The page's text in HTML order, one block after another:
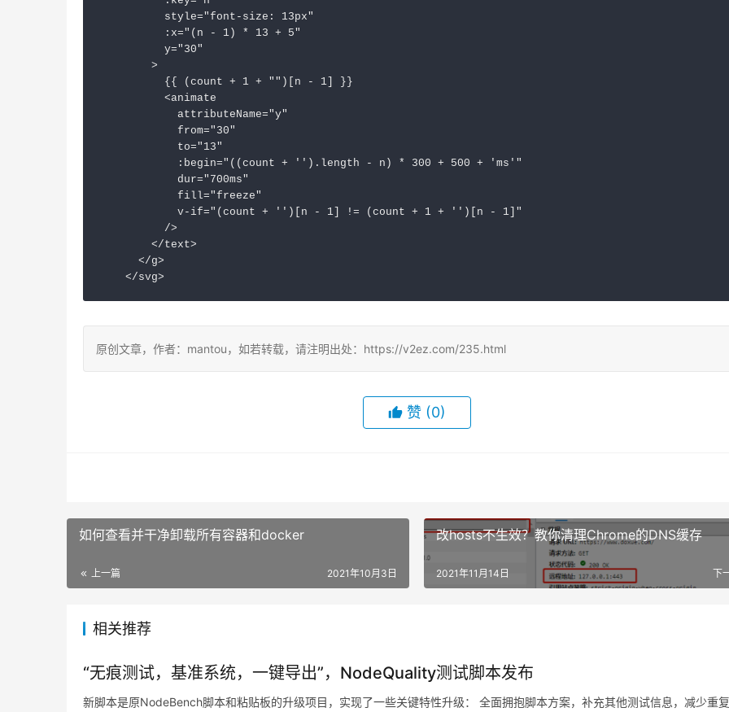
style= "font-size: 13px"
:x= "(n - 1) * 13 + 5"
y= "30"
        >
          {{ (count + 1 + "")[n - 1] }}
<animate
attributeName= "y"
from= "30"
to= "13"
:begin= "((count + '').length - n) * 300 + 500 + 'ms'"
dur= "700ms"
fill= "freeze"
v-if= "(count + '')[n - 1] != (count + 1 + '')[n - 1]"
          />
</ text>
</ g>
</ svg>
原创文章，作者：mantou，如若转载，请注明出处：https://v2ez.com/235.html
赞 (0)
如何查看并干净卸载所有容器和docker
上一篇 2021年10月3日
改hosts不生效？教你清理Chrome的DNS缓存
下
2021年11月14日
相关推荐
“无痕测试，基准系统，一键导出”，NodeQuality测试脚本发布
新脚本是原NodeBench脚本和粘贴板的升级项目，实现了一些关键特性升级： 全面拥抱脚本方案，补充其他测试信息，减少重